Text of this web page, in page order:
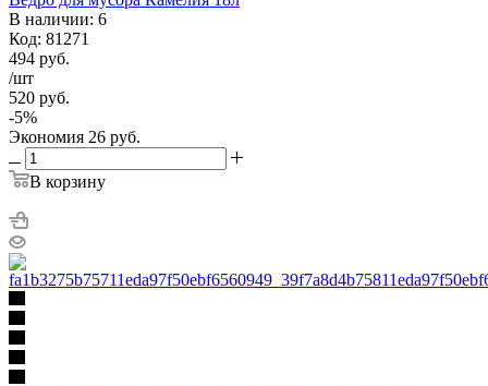
В наличии: 6
Код: 81271
494 руб.
/шт
520 руб.
-5%
Экономия 26 руб.
В корзину